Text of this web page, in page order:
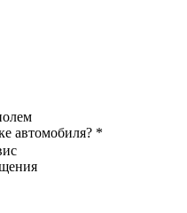
автомобиля? *